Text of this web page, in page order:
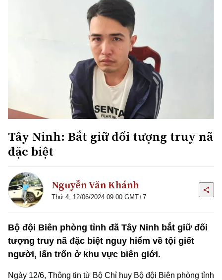
Tây Ninh: Bắt giữ đối tượng truy nã
đặc biệt
Nguyễn Văn Khánh
Thứ 4, 12/06/2024 09:00 GMT+7
Bộ đội Biên phòng tỉnh đã Tây Ninh bắt giữ đối
tượng truy nã đặc biệt nguy hiểm về tội giết
người, lẩn trốn ở khu vực biên giới.
Ngày 12/6, Thông tin từ Bộ Chỉ huy Bộ đội Biên phòng tỉnh